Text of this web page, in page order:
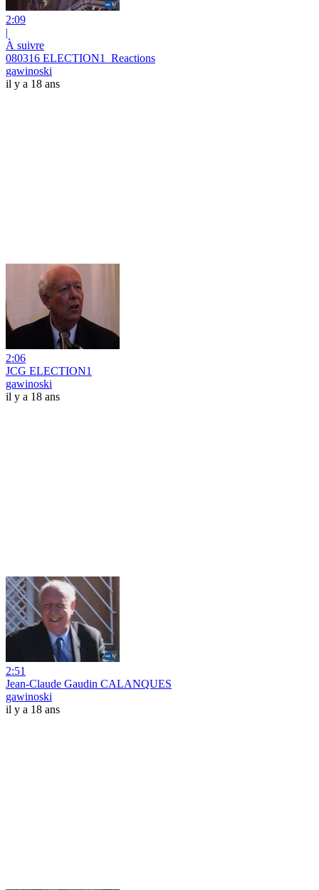
2:09
|
À suivre
080316 ELECTION1_Reactions
gawinoski
il y a 18 ans
2:06
JCG ELECTION1
gawinoski
il y a 18 ans
2:51
Jean-Claude Gaudin CALANQUES
gawinoski
il y a 18 ans